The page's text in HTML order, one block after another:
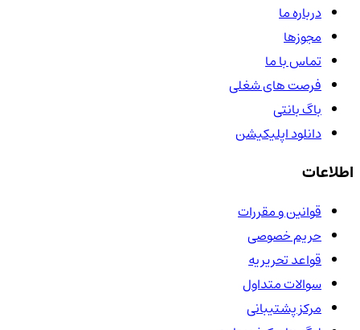
درباره ما
مجوزها
تماس با ما
فرصت های شغلی
باگ بانتی
دانلود اپلیکیشن
اطلاعات
قوانین و مقررات
حریم خصوصی
قواعد تحریریه
سوالات متداول
مرکز پشتیبانی